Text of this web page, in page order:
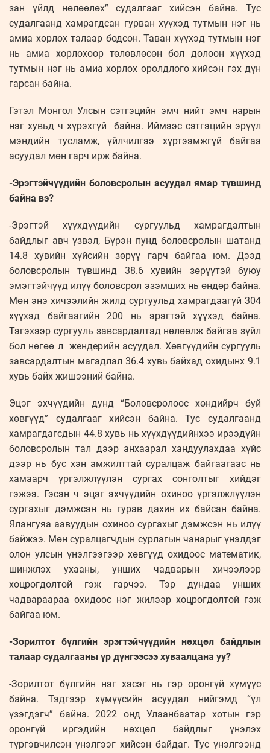
зан үйлд нөлөөлөх” судалгааг хийсэн байна. Тус
судалгаанд хамрагдсан гурван хүүхэд тутмын нэг нь
амиа хорлох талаар бодсон. Таван хүүхэд тутмын нэг
нь амиа хорлохоор төлөвлөсөн бол долоон хүүхэд
тутмын нэг нь амиа хорлох оролдлого хийсэн гэх дүн
гарсан байна.
Гэтэл Монгол Улсын сэтгэцийн эмч нийт эмч нарын
нэг хувьд ч хүрэхгүй байна. Иймээс сэтгэцийн эрүүл
мэндийн тусламж, үйлчилгээ хүртээмжгүй байгаа
асуудал мөн гарч ирж байна.
-Эрэгтэйчүүдийн боловсролын асуудал ямар түвшинд
байна вэ?
-Эрэгтэй хүүхдүүдийн сургуульд хамрагдалтын
байдлыг авч үзвэл, Бүрэн пунд боловсролын шатанд
14.8 хувийн хүйсийн зөрүү гарч байгаа юм. Дээд
боловсролын түвшинд 38.6 хувийн зөрүүтэй буюу
эмэгтэйчүүд илүү боловсрол эзэмших нь өндөр байна.
Мөн энэ хичээлийн жилд сургуульд хамрагдаагүй 304
хүүхэд байгаагийн 200 нь эрэгтэй хүүхэд байна.
Тэгэхээр сургууль завсардалтад нөлөөлж байгаа зүйл
бол нөгөө л жендерийн асуудал. Хөвгүүдийн сургууль
завсардалтын магадлал 36.4 хувь байхад охидынх 9.1
хувь байх жишээний байна.
Эцэг эхчүүдийн дунд “Боловсролоос хөндийрч буй
хөвгүүд” судалгааг хийсэн байна. Тус судалгаанд
хамрагдагсдын 44.8 хувь нь хүүхдүүдийнхээ ирээдүйн
боловсролын тал дээр анхаарал хандуулахдаа хүйс
дээр нь бус хэн амжилттай суралцаж байгаагаас нь
хамаарч үргэлжлүүлэн сургах сонголтыг хийдэг
гэжээ. Гэсэн ч эцэг эхчүүдийн охиноо үргэлжлүүлэн
сургахыг дэмжсэн нь гурав дахин их байсан байна.
Ялангуяа аавуудын охиноо сургахыг дэмжсэн нь илүү
байжээ. Мөн суралцагчдын сурлагын чанарыг үнэлдэг
олон улсын үнэлгээгээр хөвгүүд охидоос математик,
шинжлэх ухааны, унших чадварын хичээлээр
хоцрогдолтой гэж гарчээ. Тэр дундаа унших
чадвараараа охидоос нэг жилээр хоцрогдолтой гэж
байгаа юм.
-Зорилтот бүлгийн эрэгтэйчүүдийн нөхцөл байдлын
талаар судалгааны үр дүнгээсээ хуваалцана уу?
-Зорилтот бүлгийн нэг хэсэг нь гэр оронгүй хүмүүс
байна. Тэдгээр хүмүүсийн асуудал нийгэмд “үл
үзэгдэгч” байна. 2022 онд Улаанбаатар хотын гэр
оронгүй иргэдийн нөхцөл байдлыг үнэлэх
түргэвчилсэн үнэлгээг хийсэн байдаг. Тус үнэлгээнд